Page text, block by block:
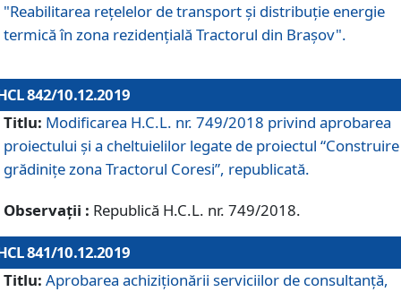
"Reabilitarea reţelelor de transport şi distribuţie energie
termică în zona rezidenţială Tractorul din Braşov".
842/10.12.2019
Titlu: Modificarea H.C.L. nr. 749/2018 privind aprobarea
proiectului și a cheltuielilor legate de proiectul “Construire
grădinițe zona Tractorul Coresi”, republicată.
Observații : Republică H.C.L. nr. 749/2018.
841/10.12.2019
Titlu: Aprobarea achiziționării serviciilor de consultanță,